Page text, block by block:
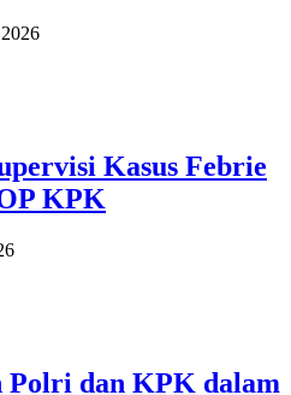
Kasus Febrie
KPK
dan KPK dalam